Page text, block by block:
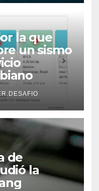
la que
un sismo
de
la